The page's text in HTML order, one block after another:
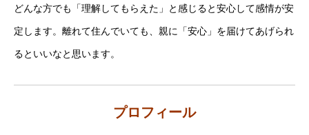
どんな方でも「理解してもらえた」と感じると安心して感情が安
定します。離れて住んでいても、親に「安心」を届けてあげられ
るといいなと思います。
プロフィール